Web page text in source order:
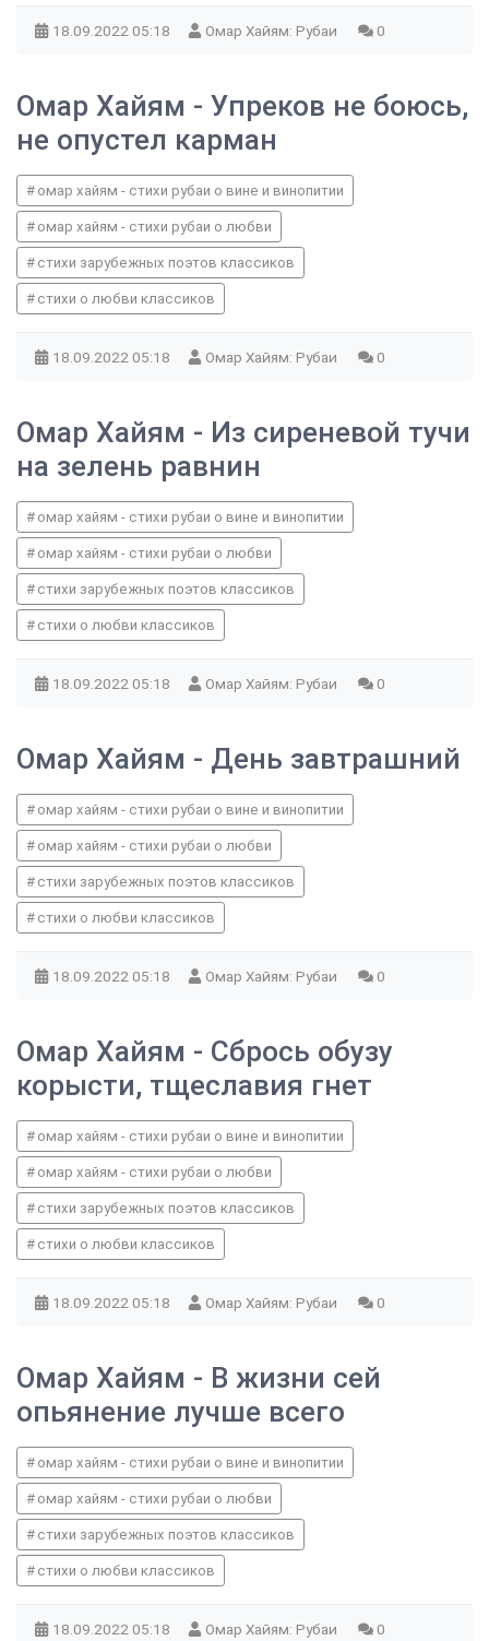
18.09.2022 05:18 Омар Хайям: Рубаи 0
Омар Хайям - Упреков не боюсь,
не опустел карман
омар хайям - стихи рубаи о вине и винопитии
омар хайям - стихи рубаи о любви
стихи зарубежных поэтов классиков
стихи о любви классиков
18.09.2022 05:18 Омар Хайям: Рубаи 0
Омар Хайям - Из сиреневой тучи
на зелень равнин
омар хайям - стихи рубаи о вине и винопитии
омар хайям - стихи рубаи о любви
стихи зарубежных поэтов классиков
стихи о любви классиков
18.09.2022 05:18 Омар Хайям: Рубаи 0
Омар Хайям - День завтрашний
омар хайям - стихи рубаи о вине и винопитии
омар хайям - стихи рубаи о любви
стихи зарубежных поэтов классиков
стихи о любви классиков
18.09.2022 05:18 Омар Хайям: Рубаи 0
Омар Хайям - Сбрось обузу
корысти, тщеславия гнет
омар хайям - стихи рубаи о вине и винопитии
омар хайям - стихи рубаи о любви
стихи зарубежных поэтов классиков
стихи о любви классиков
18.09.2022 05:18 Омар Хайям: Рубаи 0
Омар Хайям - В жизни сей
опьянение лучше всего
омар хайям - стихи рубаи о вине и винопитии
омар хайям - стихи рубаи о любви
стихи зарубежных поэтов классиков
стихи о любви классиков
18.09.2022 05:18 Омар Хайям: Рубаи 0